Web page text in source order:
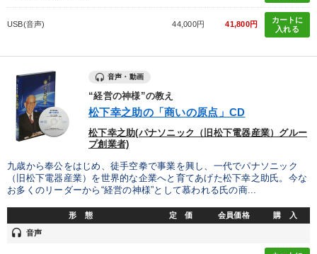
USB(音声) 44,000円 41,800円
カートに
入れる
音声・動画
“経営の神様”の教え
松下幸之助の「商いの原点」CD
松下幸之助(パナソニック（旧松下電器産業）グルー
プ創業者)
九歳から奉公をはじめ、徒手空拳で事業を興し、一代でパナソニック
（旧松下電器産業）を世界的な企業へと育てあげた松下幸之助氏。今な
お多くのリーダーから“経営の神様”として慕われる氏の商...
形 態 定 価 会員価格 購 入
headset 音声